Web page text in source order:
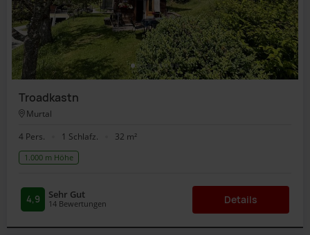
Troadkastn
Murtal
4 Pers.
1 Schlafz. 32 m²
1.000 m Höhe
14 Bewertungen
4,9 Sehr Gut Details